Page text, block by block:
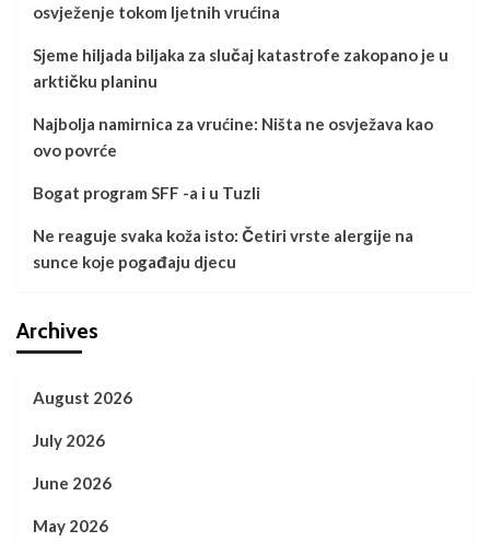
osvježenje tokom ljetnih vrućina
Sjeme hiljada biljaka za slučaj katastrofe zakopano je u
arktičku planinu
Najbolja namirnica za vrućine: Ništa ne osvježava kao
ovo povrće
Bogat program SFF -a i u Tuzli
Ne reaguje svaka koža isto: Četiri vrste alergije na
sunce koje pogađaju djecu
Archives
August 2026
July 2026
June 2026
May 2026